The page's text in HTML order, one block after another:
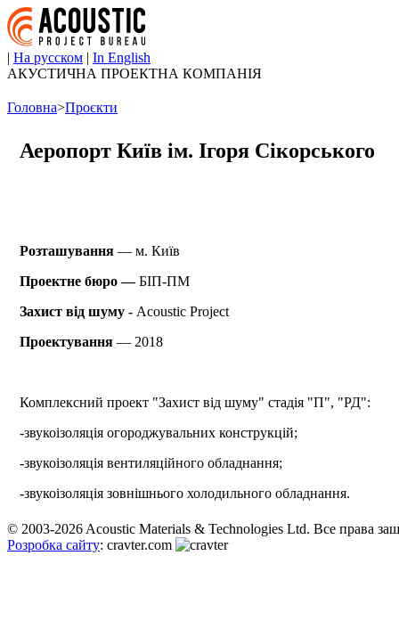
| На русском | In English
АКУСТИЧНА ПРОЕКТНА КОМПАНІЯ
Головна>Проєкти
Аеропорт Київ ім. Ігоря Сікорського
Розташування — м. Київ
Проектне бюро —БІП-ПМ
Захист від шуму - Acoustic Project
Проектування — 2018
Комплексний проект "Захист від шуму" стадія "П", "РД":
-звукоізоляція огороджувальних конструкцій;
-звукоізоляція вентиляційного обладнання;
-звукоізоляція зовнішнього холодильного обладнання.
© 2003-2026 Acoustic Materials & Technologies Ltd. Все права
Розробка сайту: cravter.com